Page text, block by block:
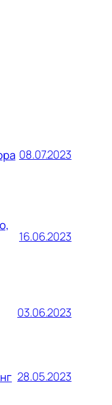
08.07.2023
16.06.2023
03.06.2023
28.05.2023